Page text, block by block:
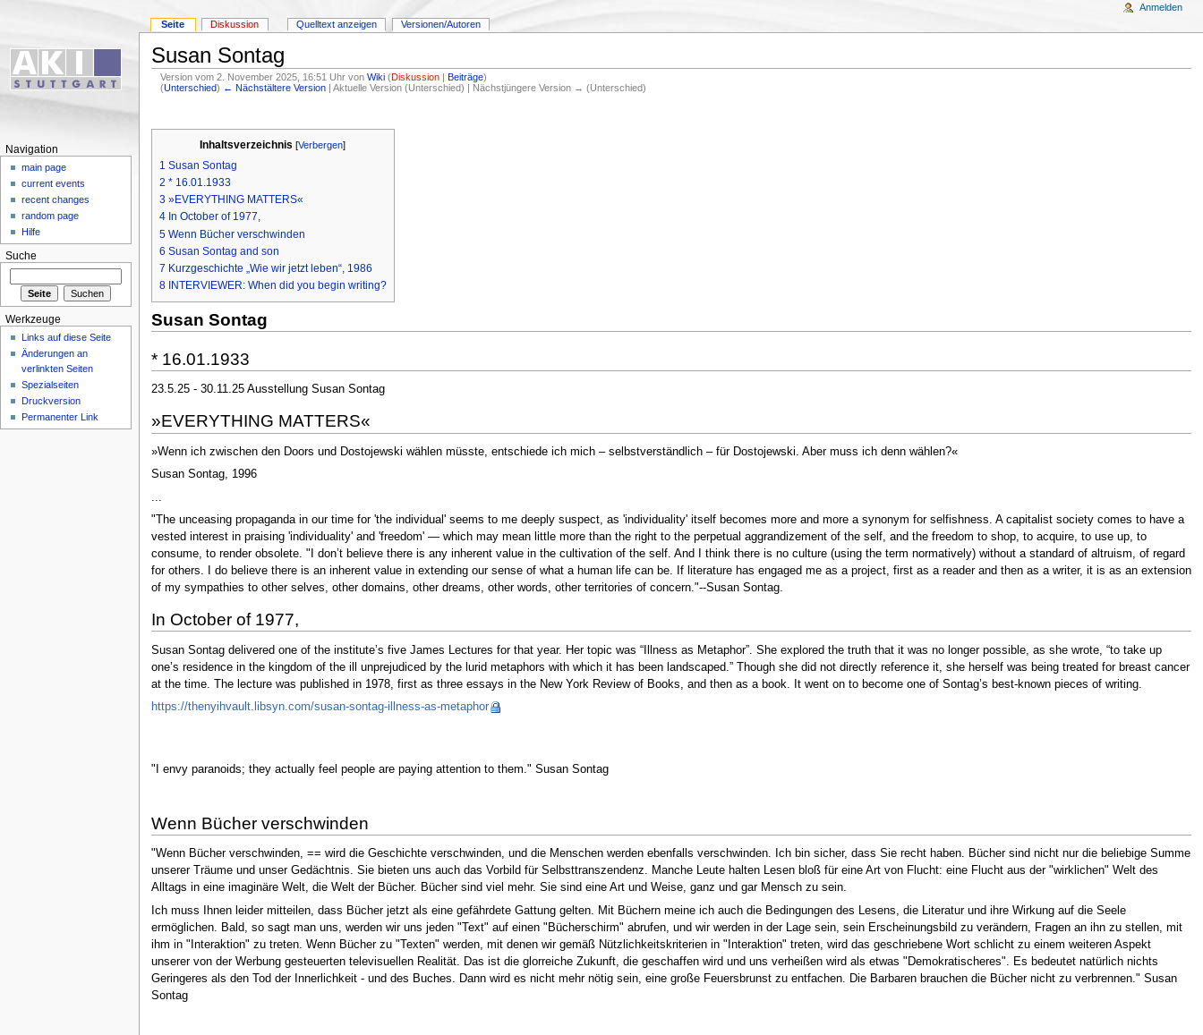
Susan Sontag
Version vom 2. November 2025, 16:51 Uhr vonWiki (Diskussion |Beiträge)
(Unterschied) ← Nächstältere Version | Aktuelle Version (Unterschied) | Nächstjüngere Version → (Unterschied)
Inhaltsverzeichnis [Verbergen]
1 Susan Sontag
2 * 16.01.1933
3 »EVERYTHING MATTERS«
4 In October of 1977,
5 Wenn Bücher verschwinden
6 Susan Sontag and son
7 Kurzgeschichte „Wie wir jetzt leben“, 1986
8 INTERVIEWER: When did you begin writing?
Susan Sontag
* 16.01.1933
23.5.25 - 30.11.25 Ausstellung Susan Sontag
»EVERYTHING MATTERS«
»Wenn ich zwischen den Doors und Dostojewski wählen müsste, entschiede ich mich – selbstverständlich – für Dostojewski. Aber muss ich denn wählen?«
Susan Sontag, 1996
"The unceasing propaganda in our time for 'the individual' seems to me deeply suspect, as 'individuality' itself becomes more and more a synonym for selfishness. A capitalist society comes to have a
vested interest in praising 'individuality' and 'freedom' — which may mean little more than the right to the perpetual aggrandizement of the self, and the freedom to shop, to acquire, to use up, to
consume, to render obsolete. "I don’t believe there is any inherent value in the cultivation of the self. And I think there is no culture (using the term normatively) without a standard of altruism, of regard
for others. I do believe there is an inherent value in extending our sense of what a human life can be. If literature has engaged me as a project, first as a reader and then as a writer, it is as an extension
of my sympathies to other selves, other domains, other dreams, other words, other territories of concern."--Susan Sontag.
In October of 1977,
Susan Sontag delivered one of the institute’s five James Lectures for that year. Her topic was “Illness as Metaphor”. She explored the truth that it was no longer possible, as she wrote, “to take up
one’s residence in the kingdom of the ill unprejudiced by the lurid metaphors with which it has been landscaped.” Though she did not directly reference it, she herself was being treated for breast cancer
at the time. The lecture was published in 1978, first as three essays in the New York Review of Books, and then as a book. It went on to become one of Sontag’s best-known pieces of writing.
https://thenyihvault.libsyn.com/susan-sontag-illness-as-metaphor
"I envy paranoids; they actually feel people are paying attention to them." Susan Sontag
Wenn Bücher verschwinden
"Wenn Bücher verschwinden, == wird die Geschichte verschwinden, und die Menschen werden ebenfalls verschwinden. Ich bin sicher, dass Sie recht haben. Bücher sind nicht nur die beliebige Summe
unserer Träume und unser Gedächtnis. Sie bieten uns auch das Vorbild für Selbsttranszendenz. Manche Leute halten Lesen bloß für eine Art von Flucht: eine Flucht aus der "wirklichen" Welt des
Alltags in eine imaginäre Welt, die Welt der Bücher. Bücher sind viel mehr. Sie sind eine Art und Weise, ganz und gar Mensch zu sein.
Ich muss Ihnen leider mitteilen, dass Bücher jetzt als eine gefährdete Gattung gelten. Mit Büchern meine ich auch die Bedingungen des Lesens, die Literatur und ihre Wirkung auf die Seele
ermöglichen. Bald, so sagt man uns, werden wir uns jeden "Text" auf einen "Bücherschirm" abrufen, und wir werden in der Lage sein, sein Erscheinungsbild zu verändern, Fragen an ihn zu stellen, mit
ihm in "Interaktion" zu treten. Wenn Bücher zu "Texten" werden, mit denen wir gemäß Nützlichkeitskriterien in "Interaktion" treten, wird das geschriebene Wort schlicht zu einem weiteren Aspekt
unserer von der Werbung gesteuerten televisuellen Realität. Das ist die glorreiche Zukunft, die geschaffen wird und uns verheißen wird als etwas "Demokratischeres". Es bedeutet natürlich nichts
Geringeres als den Tod der Innerlichkeit - und des Buches. Dann wird es nicht mehr nötig sein, eine große Feuersbrunst zu entfachen. Die Barbaren brauchen die Bücher nicht zu verbrennen." Susan
Sontag
Seite Diskussion Quelltext anzeigen Versionen/Autoren
Anmelden
Navigation
main page
current events
recent changes
random page
Hilfe
Suche
Werkzeuge
Links auf diese Seite
Änderungen an
verlinkten Seiten
Spezialseiten
Druckversion
Permanenter Link